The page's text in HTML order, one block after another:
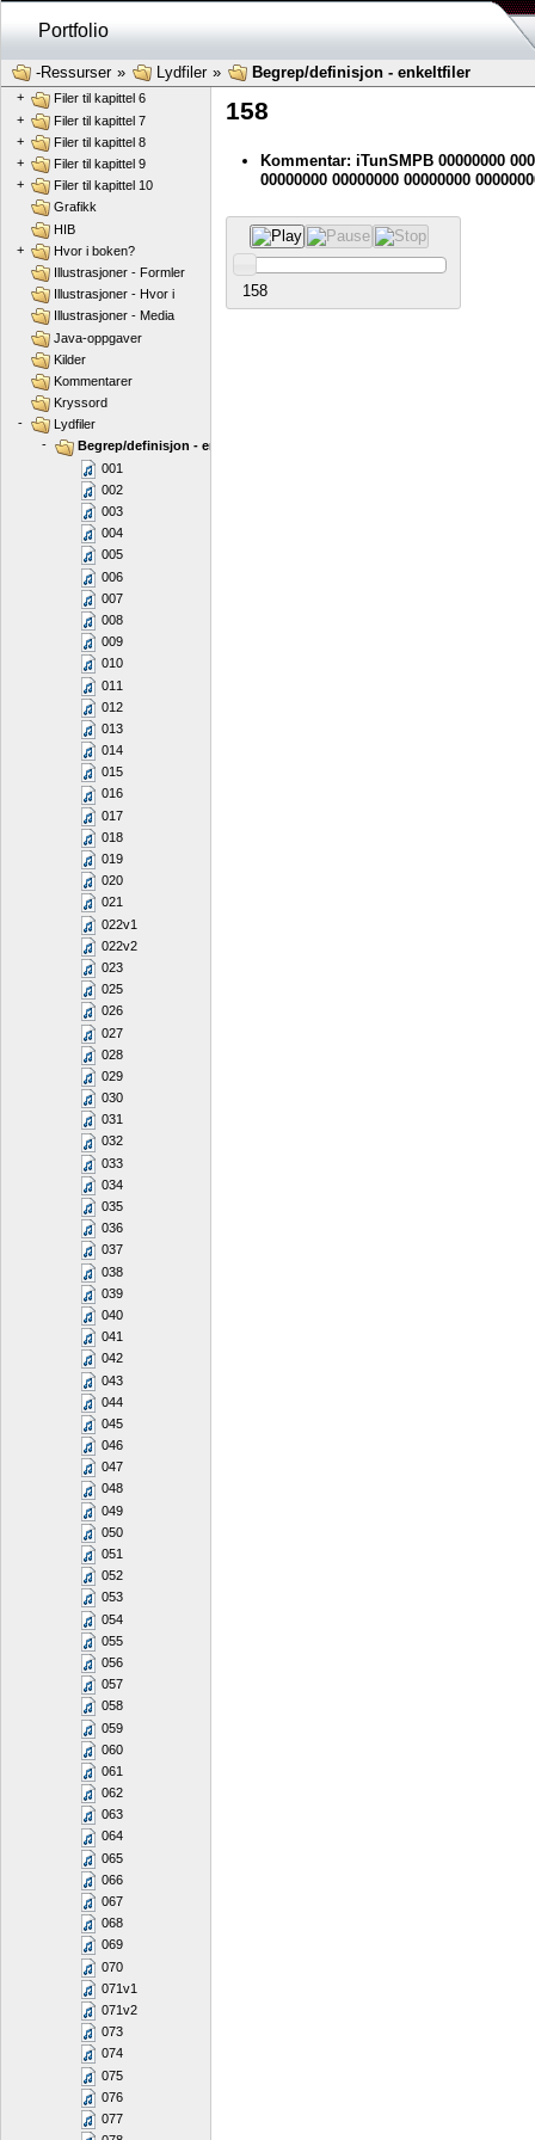
Portfolio
-Ressurser» Lydfiler» Begrep/definisjon - enkeltfiler
158
Kommentar: iTunSMPB 00000000
00000000 00000000 00000000
158
Filer til kapittel 3
+
Filer til kapittel 5
+
Filer til kapittel 6
+
Filer til kapittel 7
+
Filer til kapittel 8
+
Filer til kapittel 9
+
Filer til kapittel 10
Grafikk
HIB
+
Hvor i boken?
Illustrasjoner - Formler
Illustrasjoner - Hvor i
Illustrasjoner - Media
Java-oppgaver
Kilder
Kommentarer
Kryssord
-
Lydfiler
-
Begrep/definisjon - enkeltfiler
001
002
003
004
005
006
007
008
009
010
011
012
013
014
015
016
017
018
019
020
021
022v1
022v2
023
025
026
027
028
029
030
031
032
033
034
035
036
037
038
039
040
041
042
043
044
045
046
047
048
049
050
051
052
053
054
055
056
057
058
059
060
061
062
063
064
065
066
067
068
069
070
071v1
071v2
073
074
075
076
077